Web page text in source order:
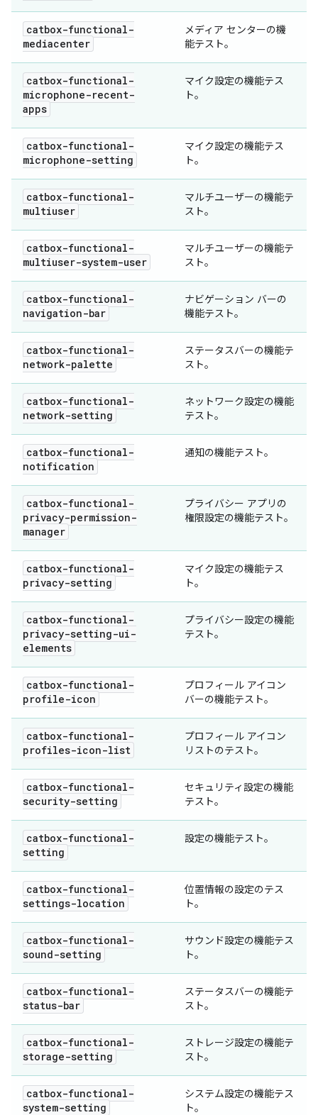
catbox-functional-
mediacenter
メディア センターの機
能テスト。
catbox-functional-
microphone-recent-
apps
マイク設定の機能テス
ト。
catbox-functional-
microphone-setting
マイク設定の機能テス
ト。
catbox-functional-
multiuser
マルチユーザーの機能テ
スト。
catbox-functional-
multiuser-system-user
マルチユーザーの機能テ
スト。
catbox-functional-
navigation-bar
ナビゲーション バーの
機能テスト。
catbox-functional-
network-palette
ステータスバーの機能テ
スト。
catbox-functional-
network-setting
ネットワーク設定の機能
テスト。
catbox-functional-
notification
通知の機能テスト。
catbox-functional-
privacy-permission-
manager
プライバシー アプリの
権限設定の機能テスト。
catbox-functional-
privacy-setting
マイク設定の機能テス
ト。
catbox-functional-
privacy-setting-ui-
elements
プライバシー設定の機能
テスト。
catbox-functional-
profile-icon
プロフィール アイコン
バーの機能テスト。
catbox-functional-
profiles-icon-list
プロフィール アイコン
リストのテスト。
catbox-functional-
security-setting
セキュリティ設定の機能
テスト。
catbox-functional-
setting
設定の機能テスト。
catbox-functional-
settings-location
位置情報の設定のテス
ト。
catbox-functional-
sound-setting
サウンド設定の機能テス
ト。
catbox-functional-
status-bar
ステータスバーの機能テ
スト。
catbox-functional-
storage-setting
ストレージ設定の機能テ
スト。
catbox-functional-
system-setting
システム設定の機能テス
ト。